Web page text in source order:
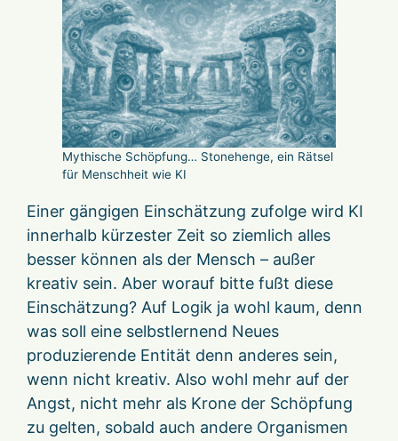
Mythische Schöpfung… Stonehenge, ein Rätsel
für Menschheit wie KI
Einer gängigen Einschätzung zufolge wird KI
innerhalb kürzester Zeit so ziemlich alles
besser können als der Mensch – außer
kreativ sein. Aber worauf bitte fußt diese
Einschätzung? Auf Logik ja wohl kaum, denn
was soll eine selbstlernend Neues
produzierende Entität denn anderes sein,
wenn nicht kreativ. Also wohl mehr auf der
Angst, nicht mehr als Krone der Schöpfung
zu gelten, sobald auch andere Organismen